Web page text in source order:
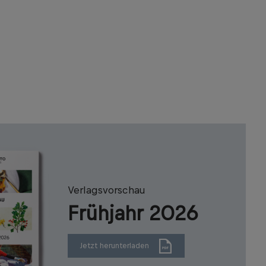
Verlagsvorschau
Frühjahr 2026
Jetzt herunterladen